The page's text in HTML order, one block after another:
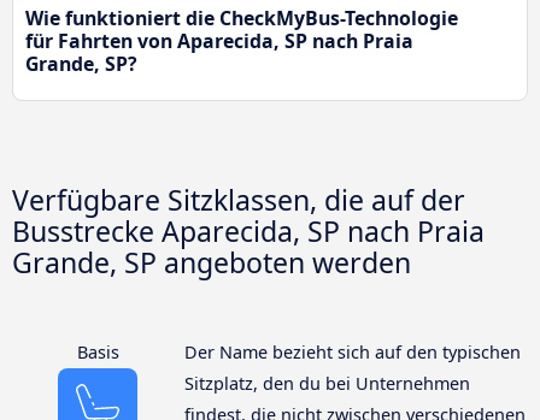
Wie funktioniert die CheckMyBus-Technologie
für Fahrten von Aparecida, SP nach Praia
Grande, SP?
Verfügbare Sitzklassen, die auf der
Busstrecke Aparecida, SP nach Praia
Grande, SP angeboten werden
Basis
Der Name bezieht sich auf den typischen
Sitzplatz, den du bei Unternehmen
findest, die nicht zwischen verschiedenen